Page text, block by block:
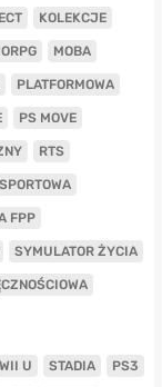
KOLEKCJE
MOBA
PLATFORMOWA
PS MOVE
RTS
SPORTOWA
FPP
SYMULATOR ŻYCIA
WII U STADIA PS3